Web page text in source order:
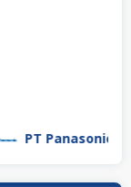
PT Panasonic